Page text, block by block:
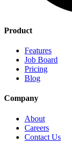
Product
Features
Job Board
Pricing
Blog
Company
About
Careers
Contact Us